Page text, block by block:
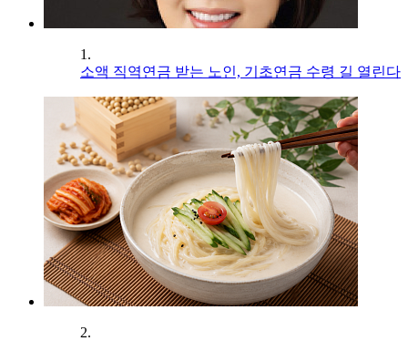
1.
소액 직역연금 받는 노인, 기초연금 수령 길 열린다
2.